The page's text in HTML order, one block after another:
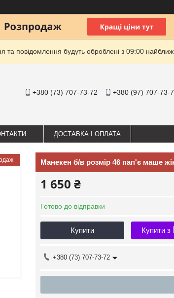
та повідомлення будуть оброблені з 09:00
+380 (73) 707-73-72 +380 (97) 707-73-
ДОСТАВКА І ОПЛАТА
Манекен б/в розмір 46 пап'є маше
1 650 ₴
Готово до відправки
Купити Купити з
+380 (73) 707-73-72